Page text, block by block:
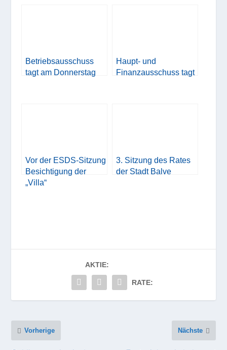
Betriebsausschuss
tagt am Donnerstag
Haupt- und
Finanzausschuss tagt
Vor der ESDS-Sitzung
Besichtigung der
„Villa“
3. Sitzung des Rates
der Stadt Balve
AKTIE:
RATE:
Vorherige Nächste